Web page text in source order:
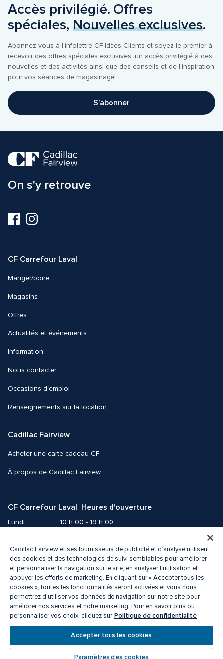
Accès privilégié. Offres
spéciales, Nouvelles exclusives.
Abonnez-vous à l’infolettre CF Idées Clients et soyez le premier à
recevoir des offres spéciales exclusives, un accès privilégié à des
nouvelles et des activités ainsi que des conseils et de l'inspiration
pour vos séances de magasinage!
S’abonner
On s'y retrouve
Visitez-
nous
Visitez-
nous
CF Carrefour Laval
Manger/boire
Magasins
Offres
Actualités et événements
Information
Nous contacter
Occasions d'emploi
Renseignements sur la location
Cadillac Fairview
Acheter une carte-cadeau CF
À propos de Cadillac Fairview
CF Carrefour Laval  Heures d'ouverture
Lundi
10 h 00 - 19 h 00
Mercredi
10 h 00 - 19 h 00
Jeudi
10 h 00 - 21 h 00
Vendredi
10 h 00 - 21 h 00
Samedi
9 h 00 - 19 h 00
Dimanche
10 h 00 - 18 h 00
ᴹᴰ une marque déposée de La Corporation Cadillac Fairview limitée.
Politique de confidentialité
Accessibilité
Centre de préférences des cookies
Cadillac Fairview et ses fournisseurs de publicité et d’analyse utilisent
des cookies et des technologies de suivi semblables pour améliorer
et personnaliser la navigation sur le site, en analyser l’utilisation et
appuyer les efforts de marketing. En cliquant sur « Accepter tous les
cookies », toutes les fonctionnalités seront activées et vous nous
permettrez d’utiliser vos données de navigation sur notre site pour
améliorer nos services et notre marketing. Pour en savoir plus ou
personnaliser vos choix, cliquez sur Politique de confidentialité
Accepter tous les cookies
Paramètres des cookies